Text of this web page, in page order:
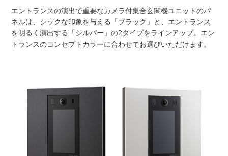
エントランスの演出で重要なカメラ付集合玄関機ユニットのパ
ネルは、シックな印象を与える「ブラック」と、エントランス
を明るく演出する「シルバー」の2タイプをラインアップ。エン
トランスのコンセプトカラーに合わせてお選びいただけます。